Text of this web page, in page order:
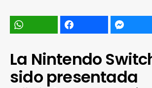
La Nintendo
sido presentada